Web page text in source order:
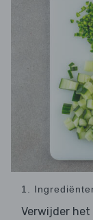
1.
Verwijder het